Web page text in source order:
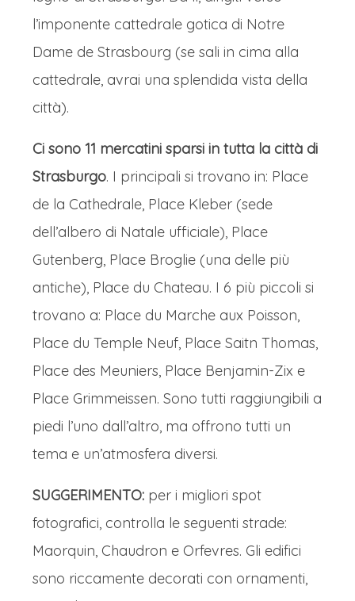
l’imponente cattedrale gotica di Notre
Dame de Strasbourg (se sali in cima alla
cattedrale, avrai una splendida vista della
città).
Ci sono 11 mercatini sparsi in tutta la città di
Strasburgo. I principali si trovano in: Place
de la Cathedrale, Place Kleber (sede
dell’albero di Natale ufficiale), Place
Gutenberg, Place Broglie (una delle più
antiche), Place du Chateau. I 6 più piccoli si
trovano a: Place du Marche aux Poisson,
Place du Temple Neuf, Place Saitn Thomas,
Place des Meuniers, Place Benjamin-Zix e
Place Grimmeissen. Sono tutti raggiungibili a
piedi l’uno dall’altro, ma offrono tutti un
tema e un’atmosfera diversi.
SUGGERIMENTO: per i migliori spot
fotografici, controlla le seguenti strade:
Maorquin, Chaudron e Orfevres. Gli edifici
sono riccamente decorati con ornamenti,